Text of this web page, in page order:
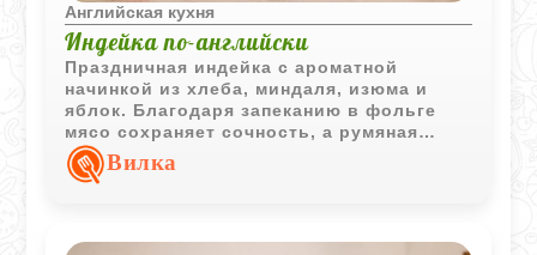
Английская кухня
Индейка по-английски
Праздничная индейка с ароматной
начинкой из хлеба, миндаля, изюма и
яблок. Благодаря запеканию в фольге
мясо сохраняет сочность, а румяная
корочка и насыщенный аромат специй
делают блюдо особенно эффектным.
Вилка